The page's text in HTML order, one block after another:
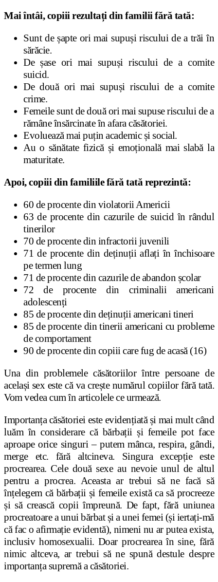
Mai întâi, copiii rezultați din familii fără tată:
Sunt de șapte ori mai supuși riscului de a trăi în
sărăcie.
De șase ori mai supuși riscului de a comite
suicid.
De două ori mai supuși riscului de a comite
crime.
Femeile sunt de două ori mai supuse riscului de a
rămâne însărcinate în afara căsătoriei.
Evoluează mai puțin academic și social.
Au o sănătate fizică și emoțională mai slabă la
maturitate.
Apoi, copiii din familiile fără tată reprezintă:
60 de procente din violatorii Americii
63 de procente din cazurile de suicid în rândul
tinerilor
70 de procente din infractorii juvenili
71 de procente din deținuții aflați în închisoare
pe termen lung
71 de procente din cazurile de abandon școlar
72 de procente din criminalii americani
adolescenți
85 de procente din deținuții americani tineri
85 de procente din tinerii americani cu probleme
de comportament
90 de procente din copiii care fug de acasă (16)
Una din problemele căsătoriilor între persoane de
același sex este că va crește numărul copiilor fără tată.
Vom vedea cum în articolele ce urmează.
Importanța căsătoriei este evidențiată și mai mult când
luăm în considerare că bărbații și femeile pot face
aproape orice singuri – putem mânca, respira, gândi,
merge etc. fără altcineva. Singura excepție este
procrearea. Cele două sexe au nevoie unul de altul
pentru a procrea. Aceasta ar trebui să ne facă să
înțelegem că bărbații și femeile există ca să procreeze
și să crească copii împreună. De fapt, fără uniunea
procreatoare a unui bărbat și a unei femei (și iertați-mă
că fac o afirmație evidentă), nimeni nu ar putea exista,
inclusiv homosexualii. Doar procrearea în sine, fără
nimic altceva, ar trebui să ne spună destule despre
importanța supremă a căsătoriei.